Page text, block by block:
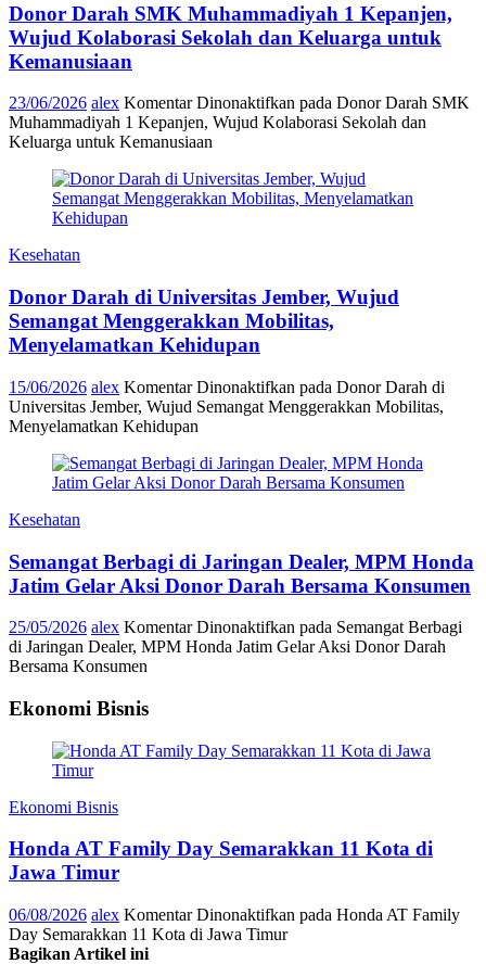
Donor Darah SMK Muhammadiyah 1 Kepanjen,
Wujud Kolaborasi Sekolah dan Keluarga untuk
Kemanusiaan
23/06/2026 alex Komentar Dinonaktifkan pada Donor Darah SMK
Muhammadiyah 1 Kepanjen, Wujud Kolaborasi Sekolah dan
Keluarga untuk Kemanusiaan
Kesehatan
Donor Darah di Universitas Jember, Wujud
Semangat Menggerakkan Mobilitas,
Menyelamatkan Kehidupan
15/06/2026 alex Komentar Dinonaktifkan pada Donor Darah di
Universitas Jember, Wujud Semangat Menggerakkan Mobilitas,
Menyelamatkan Kehidupan
Kesehatan
Semangat Berbagi di Jaringan Dealer, MPM Honda
Jatim Gelar Aksi Donor Darah Bersama Konsumen
25/05/2026 alex Komentar Dinonaktifkan pada Semangat Berbagi
di Jaringan Dealer, MPM Honda Jatim Gelar Aksi Donor Darah
Bersama Konsumen
Ekonomi Bisnis
Ekonomi Bisnis
Honda AT Family Day Semarakkan 11 Kota di
Jawa Timur
06/08/2026 alex Komentar Dinonaktifkan pada Honda AT Family
Day Semarakkan 11 Kota di Jawa Timur
Bagikan Artikel ini